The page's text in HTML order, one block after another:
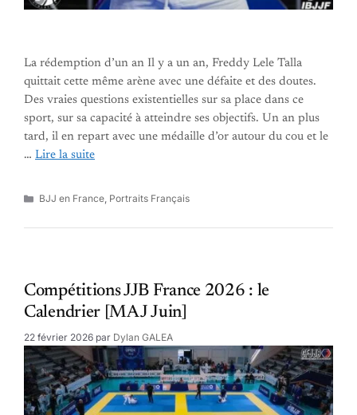
La rédemption d’un an Il y a un an, Freddy Lele Talla
quittait cette même arène avec une défaite et des doutes.
Des vraies questions existentielles sur sa place dans ce
sport, sur sa capacité à atteindre ses objectifs. Un an plus
tard, il en repart avec une médaille d’or autour du cou et le
… Lire la suite
Catégories
BJJ en France, Portraits Français
Compétitions JJB France 2026 : le
Calendrier [MAJ Juin]
22 février 2026 par Dylan GALEA